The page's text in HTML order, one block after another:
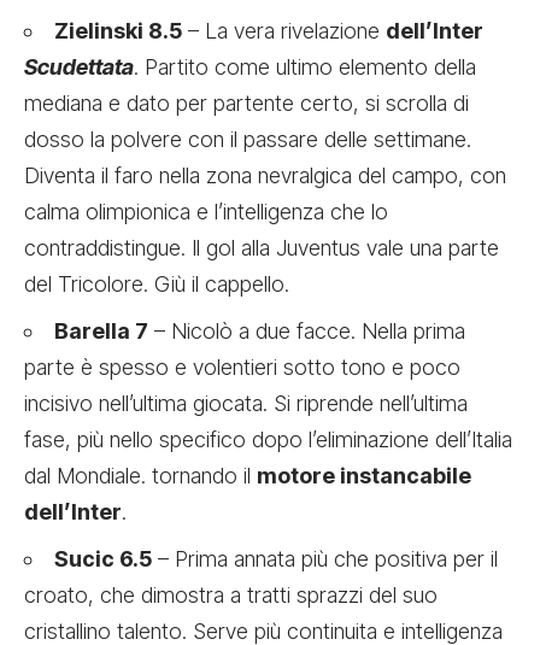
Zielinski 8.5 – La vera rivelazione dell’Inter
Scudettata. Partito come ultimo elemento della
mediana e dato per partente certo, si scrolla di
dosso la polvere con il passare delle settimane.
Diventa il faro nella zona nevralgica del campo, con
calma olimpionica e l’intelligenza che lo
contraddistingue. Il gol alla Juventus vale una parte
del Tricolore. Giù il cappello.
Barella 7 – Nicolò a due facce. Nella prima
parte è spesso e volentieri sotto tono e poco
incisivo nell’ultima giocata. Si riprende nell’ultima
fase, più nello specifico dopo l’eliminazione dell’Italia
dal Mondiale. tornando il motore instancabile
dell’Inter.
Sucic 6.5 – Prima annata più che positiva per il
croato, che dimostra a tratti sprazzi del suo
cristallino talento. Serve più continuita e intelligenza